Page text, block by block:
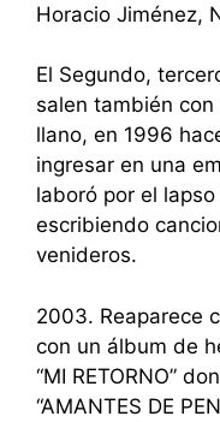
Horacio Jiménez,
El Segundo,
salen también con
llano, en 1996
ingresar en una
laboró por el
escribiendo
venideros.
2003. Reaparece
con un álbum de
“MI RETORNO”
“AMANTES DE